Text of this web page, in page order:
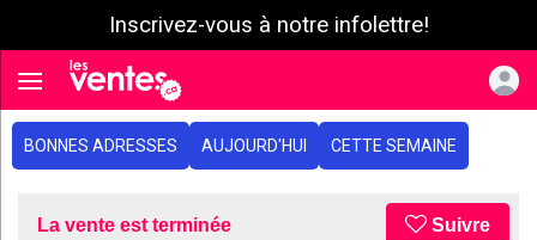
Inscrivez-vous à notre infolettre!
Toggle navigation
BONNES ADRESSES AUJOURD'HUI CETTE SEMAINE
La vente est terminée Suivre